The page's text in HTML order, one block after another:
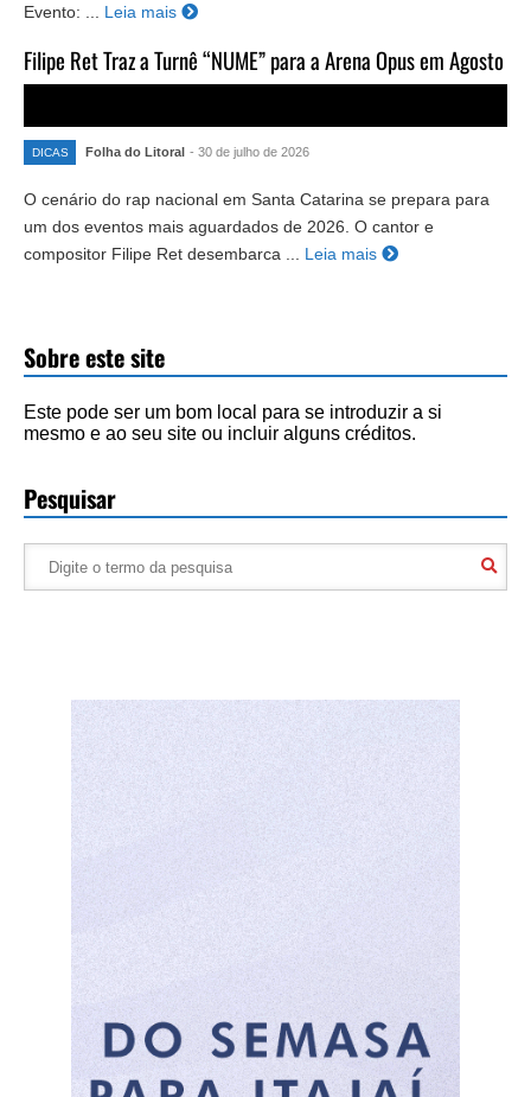
Evento: ...
Leia mais
Filipe Ret Traz a Turnê “NUME” para a Arena Opus em Agosto
DICAS Folha do Litoral - 30 de julho de 2026
O cenário do rap nacional em Santa Catarina se prepara para
um dos eventos mais aguardados de 2026. O cantor e
compositor Filipe Ret desembarca ... Leia mais
Sobre este site
Este pode ser um bom local para se introduzir a si
mesmo e ao seu site ou incluir alguns créditos.
Pesquisar